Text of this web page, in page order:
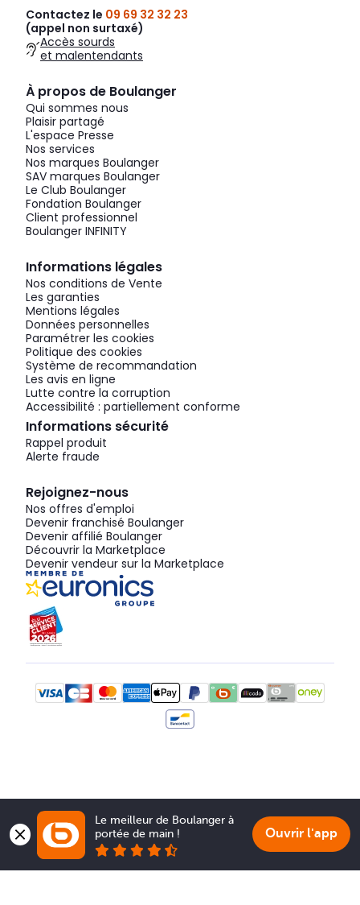
Contactez le 09 69 32 32 23
(appel non surtaxé)
Accès sourds
et malentendants
À propos de Boulanger
Qui sommes nous
Plaisir partagé
L'espace Presse
Nos services
Nos marques Boulanger
SAV marques Boulanger
Le Club Boulanger
Fondation Boulanger
Client professionnel
Boulanger INFINITY
Informations légales
Nos conditions de Vente
Les garanties
Mentions légales
Données personnelles
Paramétrer les cookies
Politique des cookies
Système de recommandation
Les avis en ligne
Lutte contre la corruption
Accessibilité : partiellement conforme
Informations sécurité
Rappel produit
Alerte fraude
Rejoignez-nous
Nos offres d'emploi
Devenir franchisé Boulanger
Devenir affilié Boulanger
Découvrir la Marketplace
Devenir vendeur sur la Marketplace
Le meilleur de Boulanger à
portée de main !
Ouvrir l'app